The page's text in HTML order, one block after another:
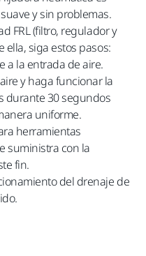
y sin problemas.
FRL (filtro, regulador y
ella, siga estos pasos:
a la entrada de aire.
y haga funcionar la
durante 30 segundos
uniforme.
herramientas
suministra con la
fin.
del drenaje de